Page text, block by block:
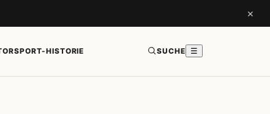
×
HISTORIE SUCHE ☰